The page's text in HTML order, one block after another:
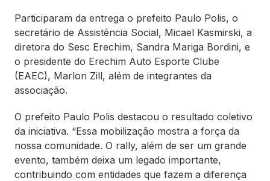
Participaram da entrega o prefeito Paulo Polis, o
secretário de Assistência Social, Micael Kasmirski, a
diretora do Sesc Erechim, Sandra Mariga Bordini, e
o presidente do Erechim Auto Esporte Clube
(EAEC), Marlon Zill, além de integrantes da
associação.
O prefeito Paulo Polis destacou o resultado coletivo
da iniciativa. “Essa mobilização mostra a força da
nossa comunidade. O rally, além de ser um grande
evento, também deixa um legado importante,
contribuindo com entidades que fazem a diferença